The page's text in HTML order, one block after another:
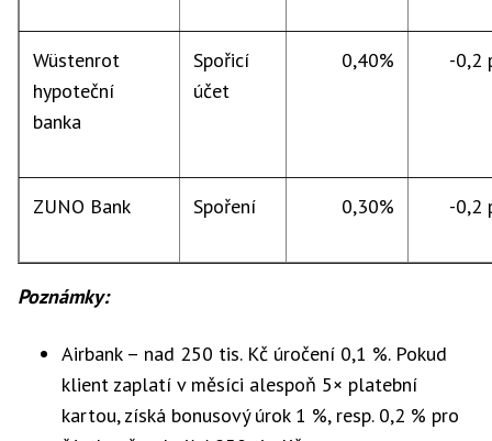
Wüstenrot
hypoteční
banka
Spořicí
účet
0,40% -0,2
ZUNO Bank Spoření 0,30% -0,2
Poznámky:
Airbank – nad 250 tis. Kč úročení 0,1 %. Pokud
klient zaplatí v měsíci alespoň 5× platební
kartou, získá bonusový úrok 1 %, resp. 0,2 % pro